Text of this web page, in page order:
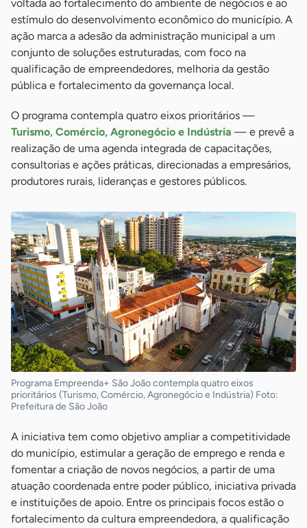
voltada ao fortalecimento do ambiente de negócios e ao
estímulo do desenvolvimento econômico do município. A
ação marca a adesão da administração municipal a um
conjunto de soluções estruturadas, com foco na
qualificação de empreendedores, melhoria da gestão
pública e fortalecimento da governança local.
O programa contempla quatro eixos prioritários —
Turismo, Comércio, Agronegócio e Indústria — e prevê a
realização de uma agenda integrada de capacitações,
consultorias e ações práticas, direcionadas a empresários,
produtores rurais, lideranças e gestores públicos.
Programa Empreenda+ São João contempla quatro eixos
prioritários (Turismo, Comércio, Agronegócio e Indústria) Foto:
Prefeitura de São João
A iniciativa tem como objetivo ampliar a competitividade
do município, estimular a geração de emprego e renda e
fomentar a criação de novos negócios, a partir de uma
atuação coordenada entre poder público, iniciativa privada
e instituições de apoio. Entre os principais focos estão o
fortalecimento da cultura empreendedora, a qualificação